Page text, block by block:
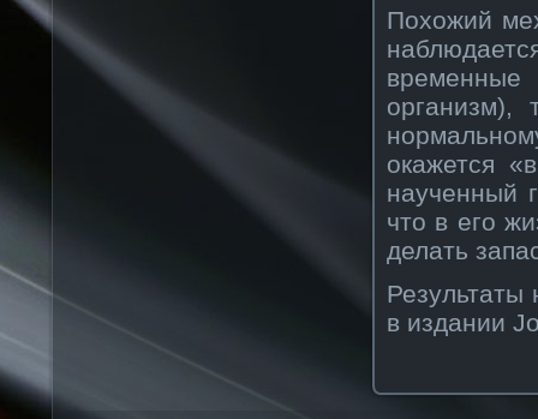
Похожий
временные
окажется
наученный
что в его
делать
в издании